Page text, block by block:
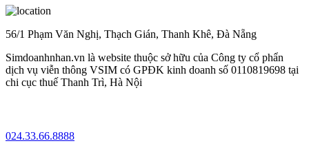
56/1 Phạm Văn Nghị, Thạch Gián, Thanh Khê, Đà Nẵng
Simdoanhnhan.vn là website thuộc sở hữu của Công ty cổ phẩn
dịch vụ viễn thông VSIM có GPĐK kinh doanh số 0110819698 tại
chi cục thuế Thanh Trì, Hà Nội
024.33.66.8888